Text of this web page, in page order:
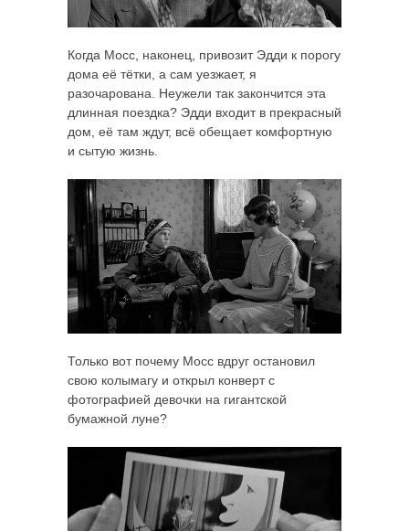
Когда Мосс, наконец, привозит Эдди к порогу
дома её тётки, а сам уезжает, я
разочарована. Неужели так закончится эта
длинная поездка? Эдди входит в прекрасный
дом, её там ждут, всё обещает комфортную
и сытую жизнь.
Только вот почему Мосс вдруг остановил
свою колымагу и открыл конверт с
фотографией девочки на гигантской
бумажной луне?